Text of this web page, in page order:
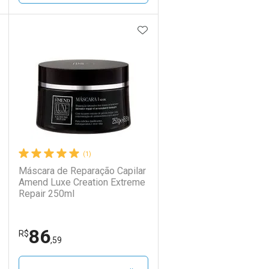
FECHAR
Laboratório
Ativar Desconto
FECHAR
Por Menos
AOS FAVORITOS
(1)
Máscara de Reparação Capilar
Amend Luxe Creation Extreme
Repair 250ml
R$86,59
ADICIONAR AOS